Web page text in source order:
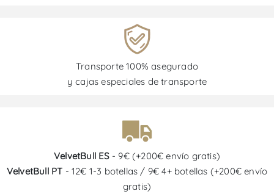
Transporte 100% asegurado
y cajas especiales de transporte
VelvetBull ES- 9€ (+200€ envío gratis)
VelvetBull PT - 12€ 1-3 botellas / 9€ 4+ botellas (+200€ envío
gratis)